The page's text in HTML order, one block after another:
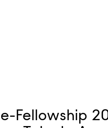
Fellowship